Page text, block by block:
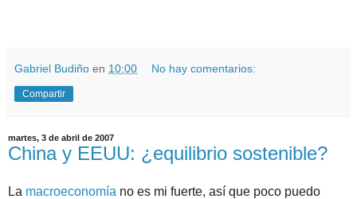
Gabriel Budiño en 10:00 No hay comentarios:
Compartir
martes, 3 de abril de 2007
China y EEUU: ¿equilibrio sostenible?
La macroeconomía no es mi fuerte, así que poco puedo